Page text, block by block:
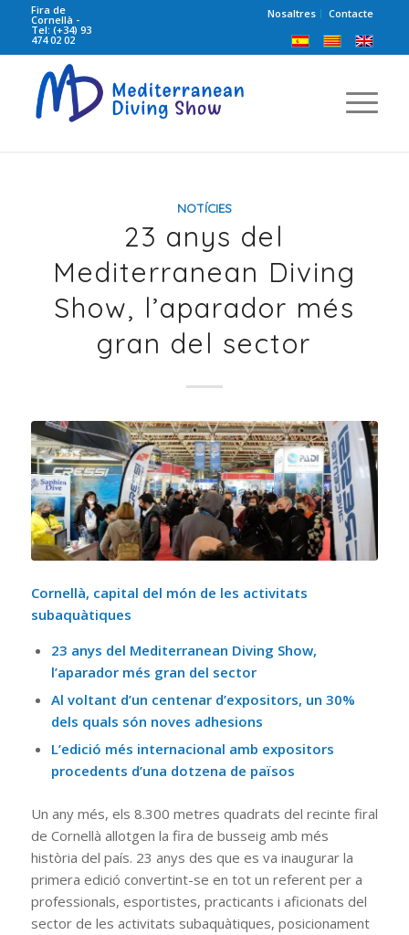
Nosaltres Contacte
Fira de
Cornellà -
Tel: (+34) 93
474 02 02
NOTÍCIES
23 anys del
Mediterranean Diving
Show, l’aparador més
gran del sector
Cornellà, capital del món de les activitats
subaquàtiques
23 anys del Mediterranean Diving Show,
l’aparador més gran del sector
Al voltant d’un centenar d’expositors, un 30%
dels quals són noves adhesions
L’edició més internacional amb expositors
procedents d’una dotzena de països
Un any més, els 8.300 metres quadrats del recinte firal
de Cornellà allotgen la fira de busseig amb més
història del país. 23 anys des que es va inaugurar la
primera edició convertint-se en tot un referent per a
professionals, esportistes, practicants i aficionats del
sector de les activitats subaquàtiques, posicionament